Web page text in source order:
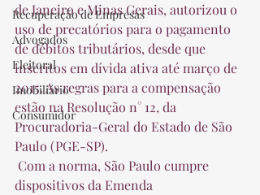
Recuperação de Empresas
Advogados
Eleitoral
Imobiliário
Consumidor
de Janeiro e Minas Gerais, autorizou o
uso de precatórios para o pagamento
de débitos tributários, desde que
inscritos em dívida ativa até março de
2015. As regras para a compensação
estão na Resolução n° 12, da
Procuradoria-Geral do Estado de São
Paulo (PGE-SP).
dispositivos da Emenda